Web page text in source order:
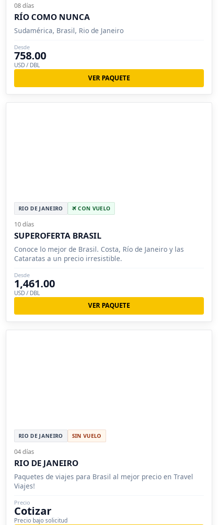
08 días
RÍO COMO NUNCA
Sudamérica, Brasil, Rio de Janeiro
Desde
758.00
USD / DBL
VER PAQUETE
RIO DE JANEIRO CON VUELO
10 días
SUPEROFERTA BRASIL
Conoce lo mejor de Brasil. Costa, Río de Janeiro y las
Cataratas a un precio irresistible.
Desde
1,461.00
USD / DBL
VER PAQUETE
RIO DE JANEIRO SIN VUELO
04 días
RIO DE JANEIRO
Paquetes de viajes para Brasil al mejor precio en Travel
Viajes!
Precio
Cotizar
Precio bajo solicitud